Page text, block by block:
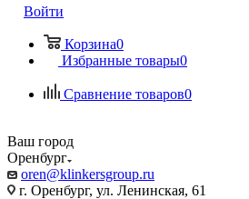
Войти
Корзина0
Избранные товары0
Сравнение товаров0
Ваш город
Оренбург
oren@klinkersgroup.ru
г. Оренбург, ул. Ленинская, 61